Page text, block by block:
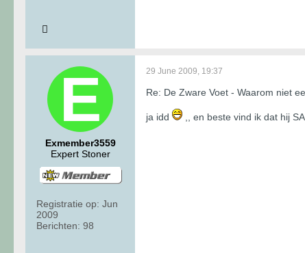
Exmember3559
Expert Stoner
Registratie op: Jun
2009
Berichten: 98
29 June 2009, 19:37
Re: De Zware Voet - Waarom niet
ja idd ,, en beste vind ik dat hij